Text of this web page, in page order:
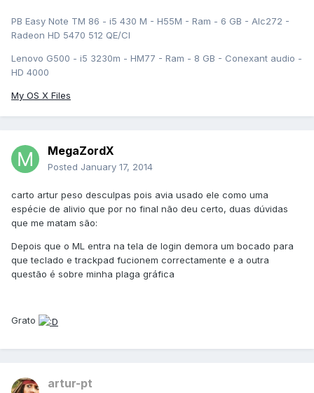
PB Easy Note TM 86 - i5 430 M - H55M - Ram - 6 GB - Alc272 -
Radeon HD 5470 512 QE/CI
Lenovo G500 - i5 3230m - HM77 - Ram - 8 GB - Conexant audio -
HD 4000
My OS X Files
MegaZordX
Posted January 17, 2014
carto artur peso desculpas pois avia usado ele como uma
espécie de alivio que por no final não deu certo, duas dúvidas
que me matam são:
Depois que o ML entra na tela de login demora um bocado para
que teclado e trackpad fucionem correctamente e a outra
questão é sobre minha plaga gráfica
Grato
artur-pt